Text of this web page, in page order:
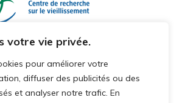
votre vie privée.
pour améliorer votre
diffuser des publicités ou des
et analyser notre trafic. En